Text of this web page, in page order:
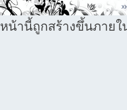
หน้านี้ถูกสร้างขึ้นภายใ